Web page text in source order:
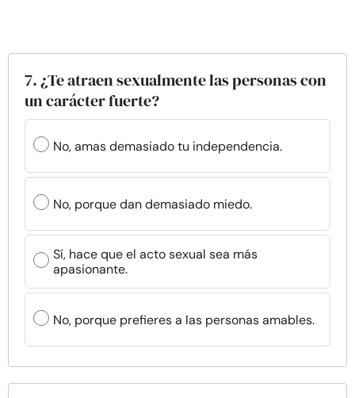
7. ¿Te atraen sexualmente las personas con
un carácter fuerte?
No, amas demasiado tu independencia.
No, porque dan demasiado miedo.
Sí, hace que el acto sexual sea más
apasionante.
No, porque prefieres a las personas amables.